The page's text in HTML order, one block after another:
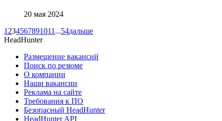
20 мая 2024
1 234567891011 ...54дальше
HeadHunter
Размещение вакансий
Поиск по резюме
О компании
Наши вакансии
Реклама на сайте
Требования к ПО
Безопасный HeadHunter
HeadHunter API